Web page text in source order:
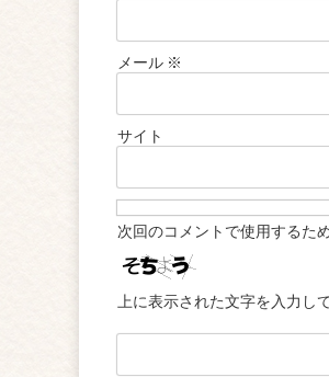
メール ※
サイト
次回のコメントで使用するた
上に表示された文字を入力し